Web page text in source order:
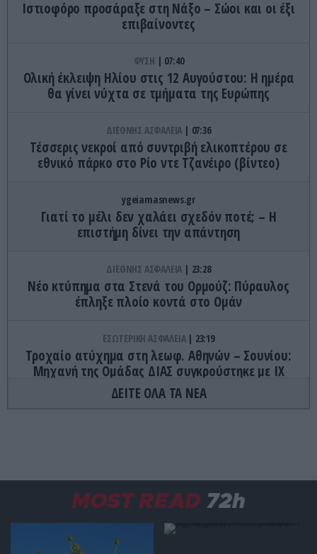
Ιστιοφόρο προσάραξε στη Νάξο – Σώοι και οι έξι
επιβαίνοντες
ΦΥΣΗ 07:40
Ολική έκλειψη Ηλίου στις 12 Αυγούστου: Η ημέρα
θα γίνει νύχτα σε τμήματα της Ευρώπης
ΔΙΕΘΝΗΣ ΑΣΦΑΛΕΙΑ 07:36
Τέσσερις νεκροί από συντριβή ελικοπτέρου σε
εθνικό πάρκο στο Ρίο ντε Τζανέιρο (βίντεο)
ygeiamasnews.gr
Γιατί το μέλι δεν χαλάει σχεδόν ποτέ; – Η
επιστήμη δίνει την απάντηση
ΔΙΕΘΝΗΣ ΑΣΦΑΛΕΙΑ 23:28
Νέο κτύπημα στα Στενά του Ορμούζ: Πύραυλος
έπληξε πλοίο κοντά στο Ομάν
ΕΣΩΤΕΡΙΚΗ ΑΣΦΑΛΕΙΑ 23:19
Τροχαίο ατύχημα στη λεωφ. Αθηνών – Σουνίου:
Μηχανή της Ομάδας ΔΙΑΣ συγκρούστηκε με ΙΧ
(βίντεο)
ΚΑΙΡΟΣ 23:10
Μια «ανάσα» από τους 40°C ο υδράργυρος
σήμερα: Ποιες περιοχές «ψήθηκαν»
ΔΕΙΤΕ ΟΛΑ ΤΑ ΝΕΑ
MOST READ 72h